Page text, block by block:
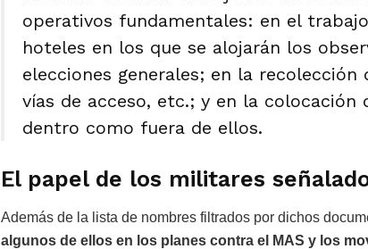
operativos fundamentales: en el
hoteles en los que se alojarán los
elecciones generales; en la
vías de acceso, etc.; y en la
dentro como fuera de ellos.
El papel de los militares
Además de la lista de nombres filtrados por dichos
algunos de ellos en los planes contra el MAS y los